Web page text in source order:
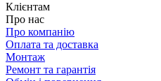
Клієнтам
Про нас
Про компанію
Оплата та доставка
Монтаж
Ремонт та гарантія